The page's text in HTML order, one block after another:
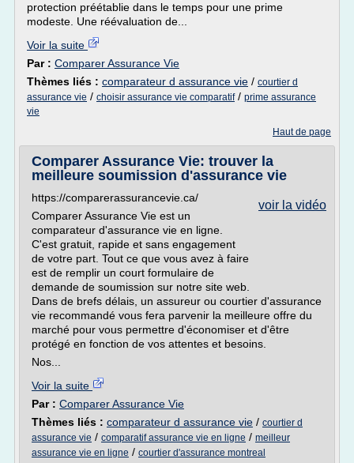
protection préétablie dans le temps pour une prime
modeste. Une réévaluation de...
Voir la suite
Par : Comparer Assurance Vie
Thèmes liés : comparateur d assurance vie / courtier d
assurance vie / choisir assurance vie comparatif/ prime assurance
vie
Haut de page
Comparer Assurance Vie: trouver la
meilleure soumission d'assurance vie
voir la vidéo
https://comparerassurancevie.ca/
Comparer Assurance Vie est un
comparateur d'assurance vie en ligne.
C'est gratuit, rapide et sans engagement
de votre part. Tout ce que vous avez à faire
est de remplir un court formulaire de
demande de soumission sur notre site web.
Dans de brefs délais, un assureur ou courtier d'assurance
vie recommandé vous fera parvenir la meilleure offre du
marché pour vous permettre d'économiser et d'être
protégé en fonction de vos attentes et besoins.
Nos...
Voir la suite
Par : Comparer Assurance Vie
Thèmes liés : comparateur d assurance vie / courtier d
assurance vie / comparatif assurance vie en ligne / meilleur
assurance vie en ligne / courtier d'assurance montreal